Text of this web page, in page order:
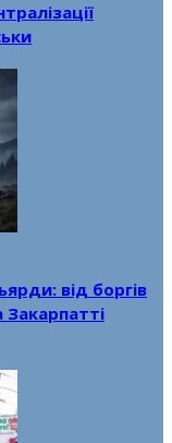
від боргів
Закарпатті